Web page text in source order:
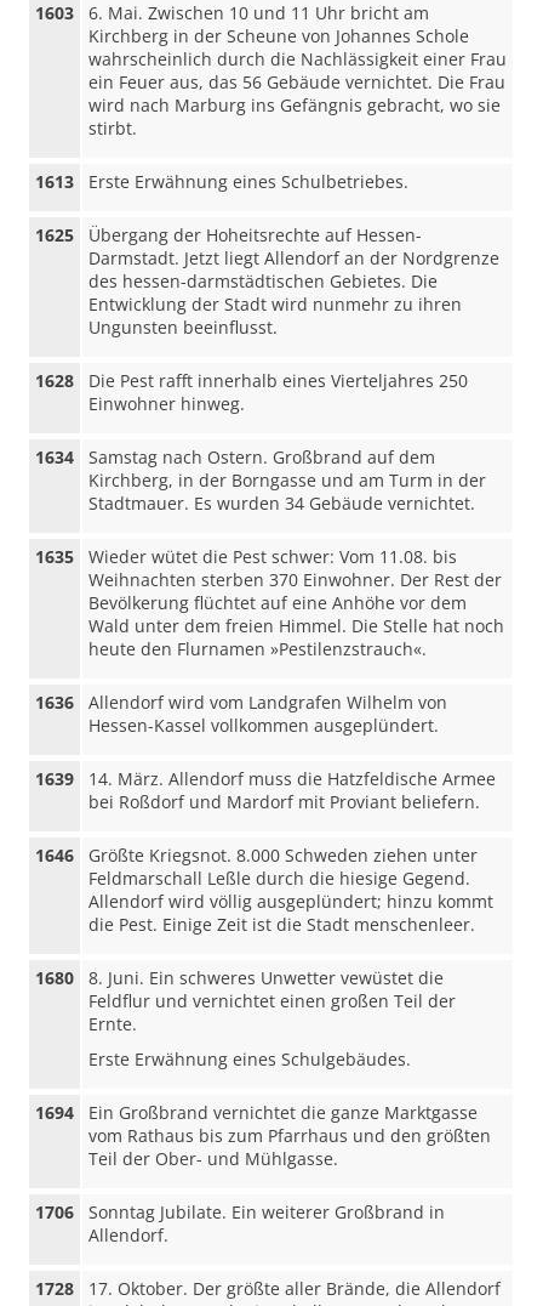
1603
6. Mai. Zwischen 10 und 11 Uhr bricht am
Kirchberg in der Scheune von Johannes Schole
wahrscheinlich durch die Nachlässigkeit einer Frau
ein Feuer aus, das 56 Gebäude vernichtet. Die Frau
wird nach Marburg ins Gefängnis gebracht, wo sie
stirbt.
1613 Erste Erwähnung eines Schulbetriebes.
1625
Übergang der Hoheitsrechte auf Hessen-
Darmstadt. Jetzt liegt Allendorf an der Nordgrenze
des hessen-darmstädtischen Gebietes. Die
Entwicklung der Stadt wird nunmehr zu ihren
Ungunsten beeinflusst.
1628
Die Pest rafft innerhalb eines Vierteljahres 250
Einwohner hinweg.
1634
Samstag nach Ostern. Großbrand auf dem
Kirchberg, in der Borngasse und am Turm in der
Stadtmauer. Es wurden 34 Gebäude vernichtet.
1635
Wieder wütet die Pest schwer: Vom 11.08. bis
Weihnachten sterben 370 Einwohner. Der Rest der
Bevölkerung flüchtet auf eine Anhöhe vor dem
Wald unter dem freien Himmel. Die Stelle hat noch
heute den Flurnamen »Pestilenzstrauch«.
1636
Allendorf wird vom Landgrafen Wilhelm von
Hessen-Kassel vollkommen ausgeplündert.
1639
14. März. Allendorf muss die Hatzfeldische Armee
bei Roßdorf und Mardorf mit Proviant beliefern.
1646
Größte Kriegsnot. 8.000 Schweden ziehen unter
Feldmarschall Leßle durch die hiesige Gegend.
Allendorf wird völlig ausgeplündert; hinzu kommt
die Pest. Einige Zeit ist die Stadt menschenleer.
1680
8. Juni. Ein schweres Unwetter vewüstet die
Feldflur und vernichtet einen großen Teil der
Ernte.
Erste Erwähnung eines Schulgebäudes.
1694
Ein Großbrand vernichtet die ganze Marktgasse
vom Rathaus bis zum Pfarrhaus und den größten
Teil der Ober- und Mühlgasse.
1706
Sonntag Jubilate. Ein weiterer Großbrand in
Allendorf.
1728
17. Oktober. Der größte aller Brände, die Allendorf